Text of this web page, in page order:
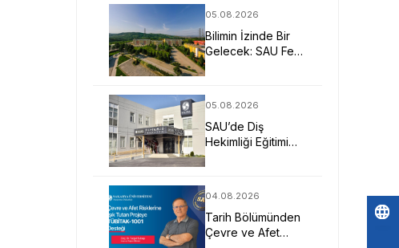
05.08.2026
Bilimin İzinde Bir
Gelecek: SAU Fen
05.08.2026
SAU’de Diş
Hekimliği Eğitimi
04.08.2026
Tarih Bölümünden
Çevre ve Afet